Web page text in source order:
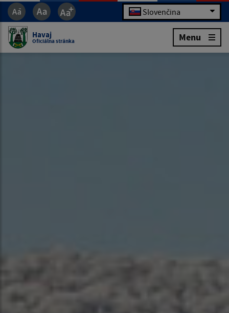
Slovenčina
Havaj
Oficiálna stránka Menu